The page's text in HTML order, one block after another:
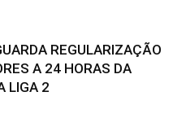
REGULARIZAÇÃO
A 24 HORAS DA
LIGA 2